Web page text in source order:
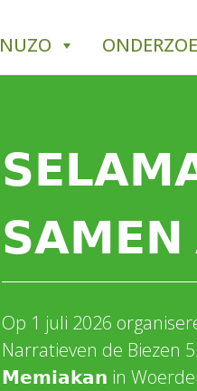
NUZO
𝗦𝗔𝗠𝗘𝗡
Op 1 juli 2026
Narratieven de Biezen
𝗠𝗲𝗺𝗶𝗮𝗸𝗮𝗻 in